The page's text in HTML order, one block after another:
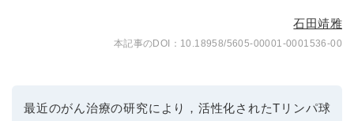
石田靖雅
10.18958/5605-00001-0001536-00
最近のがん治療の研究により，活性化されたTリンパ球